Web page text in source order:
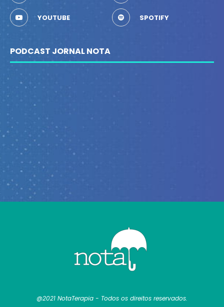
YOUTUBE SPOTIFY
PODCAST JORNAL NOTA
@2021 NotaTerapia - Todos os direitos reservados.